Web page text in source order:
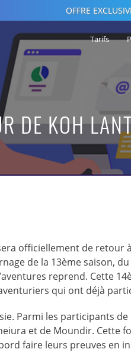
Tarifs
DE KOH
officiellement de retour
de la 13ème saison,
reprend. Cette
qui ont déjà
Parmi les participants
et de Moundir. Cette
faire leurs preuves en